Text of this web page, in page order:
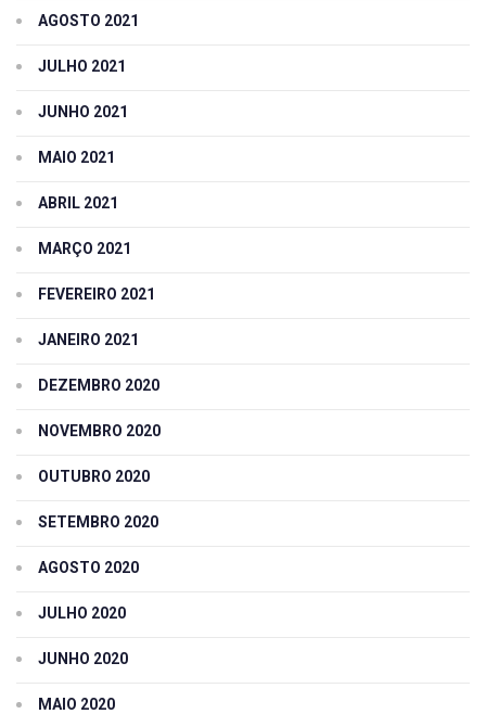
AGOSTO 2021
JULHO 2021
JUNHO 2021
MAIO 2021
ABRIL 2021
MARÇO 2021
FEVEREIRO 2021
JANEIRO 2021
DEZEMBRO 2020
NOVEMBRO 2020
OUTUBRO 2020
SETEMBRO 2020
AGOSTO 2020
JULHO 2020
JUNHO 2020
MAIO 2020